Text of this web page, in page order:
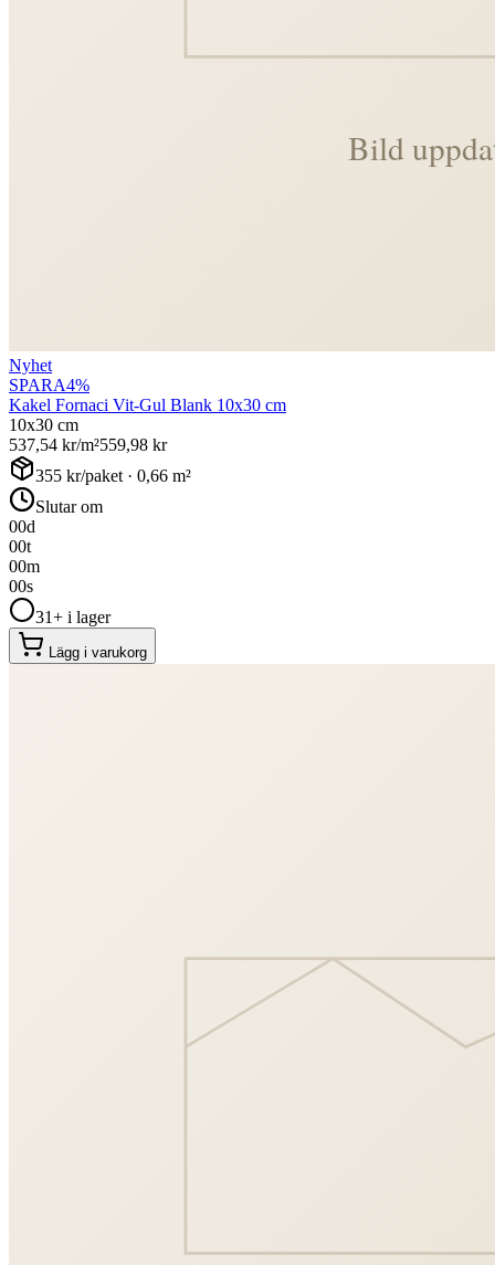
Nyhet
SPARA4%
Kakel Fornaci Vit-Gul Blank 10x30 cm
10x30 cm
537,54 kr/m²559,98 kr
355 kr/paket · 0,66 m²
Slutar om
00d
00t
00m
00s
31+ i lager
Lägg i varukorg